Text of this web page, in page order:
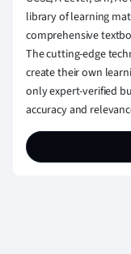
library of learning
comprehensive
The cutting-edge
create their own
only expert-verified
accuracy and